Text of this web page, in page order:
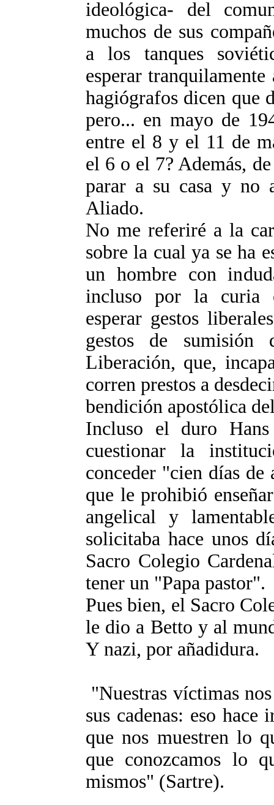
ideológica- del
muchos de sus
a los tanques
esperar
hagiógrafos dicen que
pero... en mayo de
entre el 8 y el 11 de
el 6 o el 7? Además,
parar a su casa y no
Aliado.
No me referiré a la
sobre la cual ya se ha
un hombre con
incluso por la curia
esperar gestos
gestos de sumisión
Liberación, que,
corren prestos a
bendición apostólica
Incluso el duro
cuestionar la
conceder "cien días
que le prohibió
angelical y
solicitaba hace unos
Sacro Colegio
tener un "Papa pastor".
Pues bien, el Sacro
le dio a Betto y al
Y nazi, por añadidura.
"Nuestras víctimas
sus cadenas: eso
que nos muestren lo
que conozcamos lo
mismos" (Sartre).